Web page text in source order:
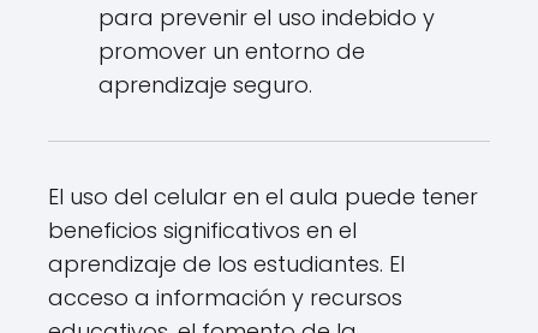
para prevenir el uso indebido y
promover un entorno de
aprendizaje seguro.
El uso del celular en el aula puede tener
beneficios significativos en el
aprendizaje de los estudiantes. El
acceso a información y recursos